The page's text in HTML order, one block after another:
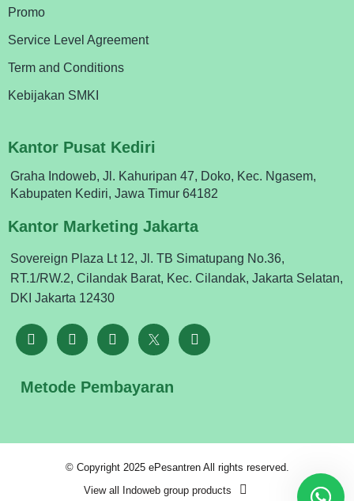
Promo
Service Level Agreement
Term and Conditions
Kebijakan SMKI
Kantor Pusat Kediri
Graha Indoweb, Jl. Kahuripan 47, Doko, Kec. Ngasem,
Kabupaten Kediri, Jawa Timur 64182
Kantor Marketing Jakarta
Sovereign Plaza Lt 12, Jl. TB Simatupang No.36,
RT.1/RW.2, Cilandak Barat, Kec. Cilandak, Jakarta Selatan,
DKI Jakarta 12430
Metode Pembayaran
© Copyright 2025 ePesantren All rights reserved.
View all Indoweb group products